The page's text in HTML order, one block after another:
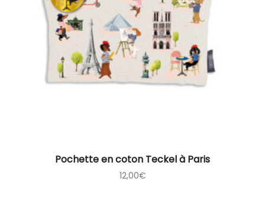
Pochette en coton Teckel à Paris
12,00€